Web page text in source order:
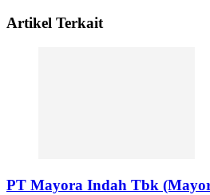
Artikel Terkait
PT Mayora Indah Tbk